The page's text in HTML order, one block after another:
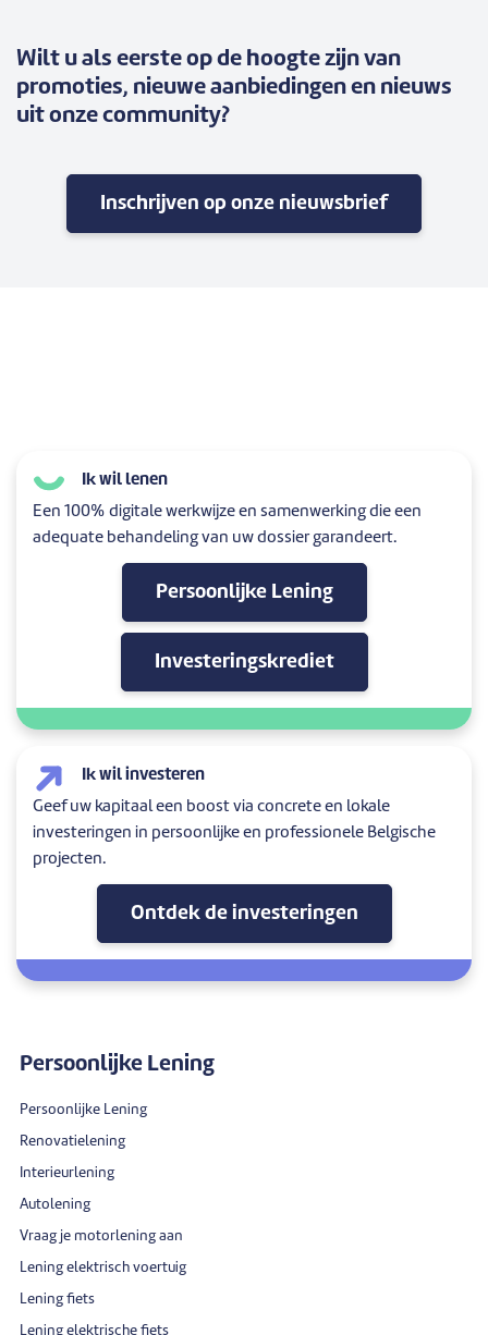
Wilt u als eerste op de hoogte zijn van
promoties, nieuwe aanbiedingen en nieuws
uit onze community?
Inschrijven op onze nieuwsbrief
Ik wil lenen
Een 100% digitale werkwijze en samenwerking die een
adequate behandeling van uw dossier garandeert.
Persoonlijke Lening
Investeringskrediet
Ik wil investeren
Geef uw kapitaal een boost via concrete en lokale
investeringen in persoonlijke en professionele Belgische
projecten.
Ontdek de investeringen
Persoonlijke Lening
Persoonlijke Lening
Renovatielening
Interieurlening
Autolening
Vraag je motorlening aan
Lening elektrisch voertuig
Lening fiets
Lening elektrische fiets